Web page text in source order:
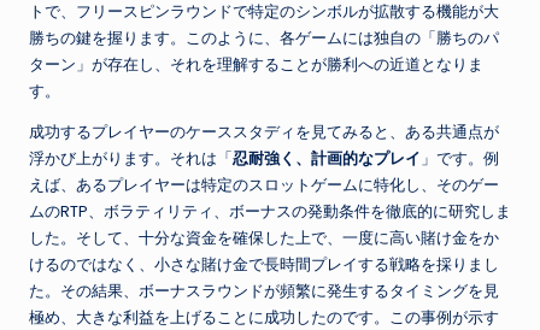
トで、フリースピンラウンドで特定のシンボルが拡散する機能が大
勝ちの鍵を握ります。このように、各ゲームには独自の「勝ちのパ
ターン」が存在し、それを理解することが勝利への近道となりま
す。
成功するプレイヤーのケーススタディを見てみると、ある共通点が
浮かび上がります。それは「忍耐強く、計画的なプレイ 」です。例
えば、あるプレイヤーは特定のスロットゲームに特化し、そのゲー
ムのRTP、ボラティリティ、ボーナスの発動条件を徹底的に研究しま
した。そして、十分な資金を確保した上で、一度に高い賭け金をか
けるのではなく、小さな賭け金で長時間プレイする戦略を採りまし
た。その結果、ボーナスラウンドが頻繁に発生するタイミングを見
極め、大きな利益を上げることに成功したのです。この事例が示す